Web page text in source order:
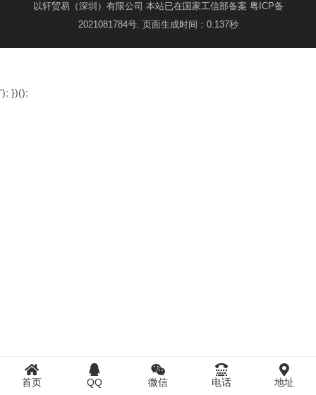
以轩贸易（深圳）有限公司 本站已在国家工信部备案 粤ICP备
2021081784号. 页面生成时间：0.137秒
首页 QQ 微信 电话 地址
'); })();